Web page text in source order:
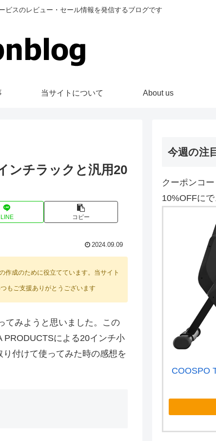
ビスのレビュー・セール情報を発信するブログです
当サイトについて About us
ンチラックと汎用20
LINE コピー
2024.09.09
作成のために役立てています。当サイト
もご支援ありがとうございます
てみようと思いました。この
PRODUCTSによる20インチ小
付けて使ってみた時の感想を
今週の注
クーポンコー
10%OFFに
COOSPO